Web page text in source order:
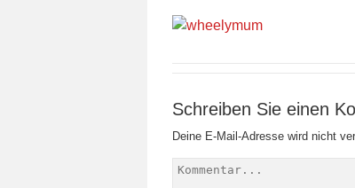
Schreiben Sie einen
Deine E-Mail-Adresse wird nicht